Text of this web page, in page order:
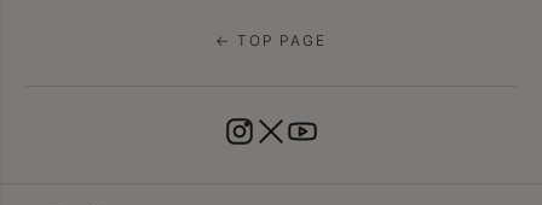
← TOP PAGE